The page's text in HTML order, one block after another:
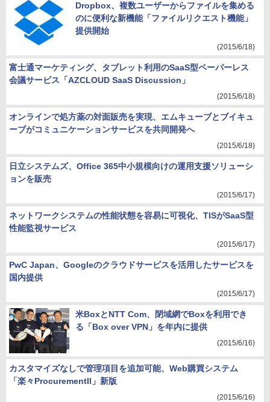
Dropbox、複数ユーザーからファイルを集める
のに便利な新機能「ファイルリクエスト機能」
提供開始
(2015/6/18)
富士通マーケティング、タブレット利用のSaaS型ペーパーレス
会議サービス「AZCLOUD SaaS Discussion」
(2015/6/18)
オンラインで処方薬の対面販売を実現、エムキューブとブイキュ
ーブがコミュニケーションサービスを共同開発へ
(2015/6/18)
日立システムズ、Office 365中小規模向けの運用支援ソリューシ
ョンを販売
(2015/6/17)
ネットワークシステムの性能状態を容易に可視化、TISがSaaS型
性能監視サービス
(2015/6/17)
PwC Japan、Googleのクラウドサービスを活用したサービスを
国内提供
(2015/6/17)
米BoxとNTT Com、閉域網でBoxを利用でき
る「Box over VPN」を年内に提供
(2015/6/16)
カスタマイズなしで管理項目を追加可能、Web購買システム
「楽々ProcurementII」新版
(2015/6/16)